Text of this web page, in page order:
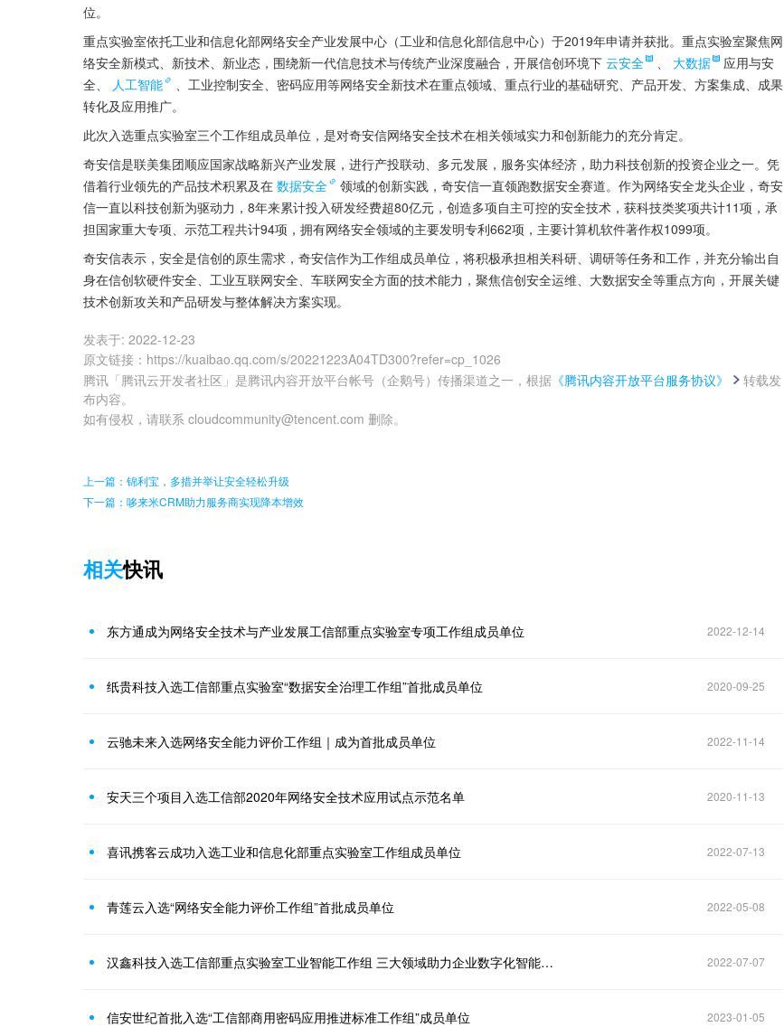
位。
重点实验室依托工业和信息化部网络安全产业发展中心（工业和信息化部信息中心）于2019年申请并获批。重点实验室聚焦网
络安全新模式、新技术、新业态，围绕新一代信息技术与传统产业深度融合，开展信创环境下 云安全 大数据
应用与安
全、
人工智能
、工业控制安全、密码应用等网络安全新技术在重点领域、重点行业的基础研究、产品开发、方案集成、成果
转化及应用推广。
此次入选重点实验室三个工作组成员单位，是对奇安信网络安全技术在相关领域实力和创新能力的充分肯定。
奇安信是联美集团顺应国家战略新兴产业发展，进行产投联动、多元发展，服务实体经济，助力科技创新的投资企业之一。凭
借着行业领先的产品技术积累及在 数据安全
领域的创新实践，奇安信一直领跑数据安全赛道。作为网络安全龙头企业，奇安
信一直以科技创新为驱动力，8年来累计投入研发经费超80亿元，创造多项自主可控的安全技术，获科技类奖项共计11项，承
担国家重大专项、示范工程共计94项，拥有网络安全领域的主要发明专利662项，主要计算机软件著作权1099项。
奇安信表示，安全是信创的原生需求，奇安信作为工作组成员单位，将积极承担相关科研、调研等任务和工作，并充分输出自
身在信创软硬件安全、工业互联网安全、车联网安全方面的技术能力，聚焦信创安全运维、大数据安全等重点方向，开展关键
技术创新攻关和产品研发与整体解决方案实现。
发表于: 2022-12-23
原文链接 ： https://kuaibao.qq.com/s/20221223A04TD300?refer=cp_1026
腾讯「腾讯云开发者社区」是腾讯内容开放平台帐号（企鹅号）传播渠道之一，根据 《腾讯内容开放平台服务协议》
转载发
布内容。
如有侵权，请联系 cloudcommunity@tencent.com 删除。
上一篇：锦利宝，多措并举让安全轻松升级
下一篇：哆来米CRM助力服务商实现降本增效
相关快讯
东方通成为网络安全技术与产业发展工信部重点实验室专项工作组成员单位 2022-12-14
纸贵科技入选工信部重点实验室“数据安全治理工作组”首批成员单位 2020-09-25
云驰未来入选网络安全能力评价工作组｜成为首批成员单位 2022-11-14
安天三个项目入选工信部2020年网络安全技术应用试点示范名单 2020-11-13
喜讯携客云成功入选工业和信息化部重点实验室工作组成员单位 2022-07-13
青莲云入选“网络安全能力评价工作组”首批成员单位 2022-05-08
汉鑫科技入选工信部重点实验室工业智能工作组 三大领域助力企业数字化智能化转型升级 2022-07-07
信安世纪首批入选“工信部商用密码应用推进标准工作组”成员单位 2023-01-05